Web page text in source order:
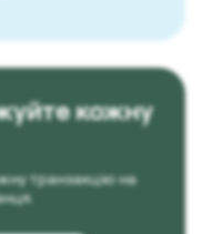
кожну
транзакцію на